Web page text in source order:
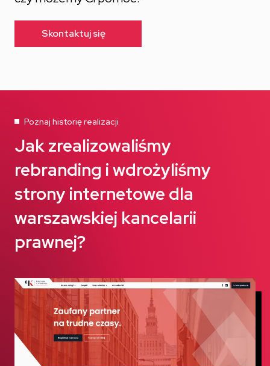
Skontaktuj się
Poznaj historię realizacji
Jak zrealizowaliśmy
rebranding i wdrożyliśmy
strony internetowe dla
warszawskiej kancelarii
prawnej?